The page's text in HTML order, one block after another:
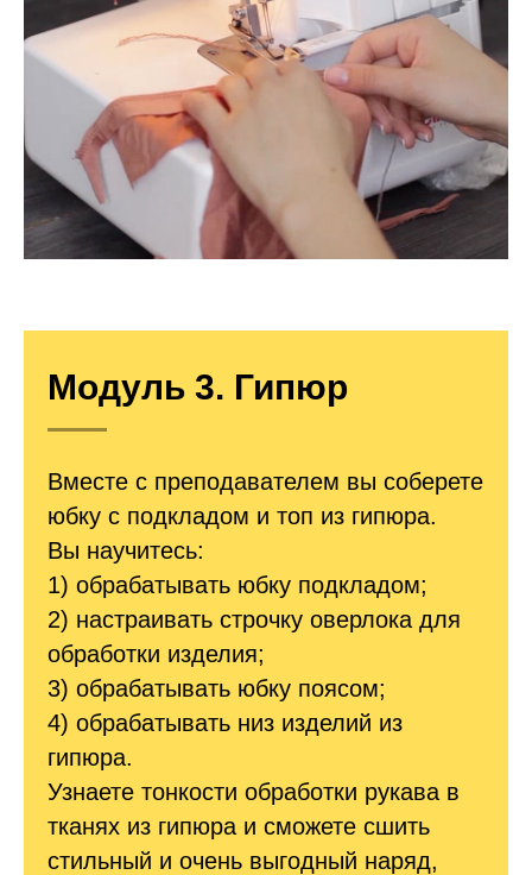
Модуль 3. Гипюр
Вместе с преподавателем вы соберете
юбку с подкладом и топ из гипюра.
Вы научитесь:
1) обрабатывать юбку подкладом;
2) настраивать строчку оверлока для
обработки изделия;
3) обрабатывать юбку поясом;
4) обрабатывать низ изделий из
гипюра.
Узнаете тонкости обработки рукава в
тканях из гипюра и сможете сшить
стильный и очень выгодный наряд,